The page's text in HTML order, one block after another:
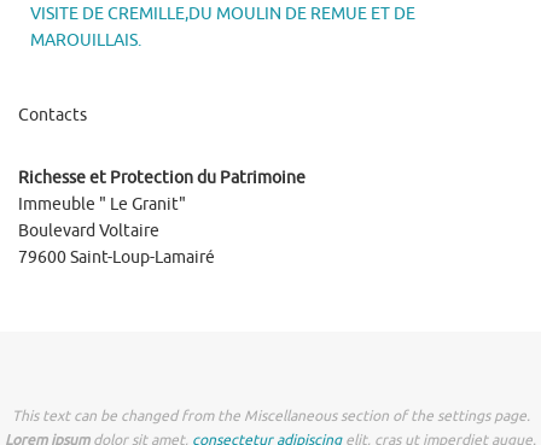
VISITE DE CREMILLE,DU MOULIN DE REMUE ET DE
MAROUILLAIS.
Contacts
Richesse et Protection du Patrimoine
Immeuble " Le Granit"
Boulevard Voltaire
79600 Saint-Loup-Lamairé
This text can be changed from the Miscellaneous section of the settings page.
Lorem ipsumdolor sit amet, consectetur adipiscingelit, cras ut imperdiet augue.